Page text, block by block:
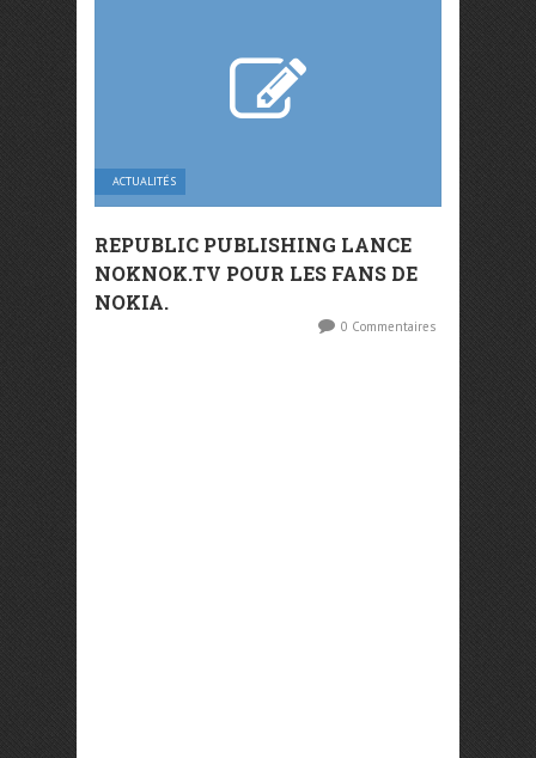
ACTUALITÉS
REPUBLIC PUBLISHING LANCE
NOKNOK.TV POUR LES FANS DE
NOKIA.
0 Commentaires